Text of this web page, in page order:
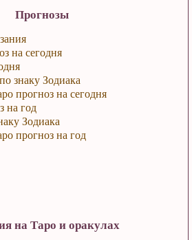
Прогнозы
на сегодня
знаку Зодиака
прогноз на сегодня
на год
Зодиака
прогноз на год
на Таро и оракулах